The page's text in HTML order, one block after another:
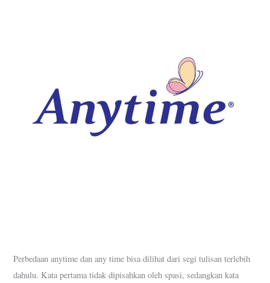
Perbedaan anytime dan any time bisa dilihat dari segi tulisan terlebih
dahulu. Kata pertama tidak dipisahkan oleh spasi, sedangkan kata